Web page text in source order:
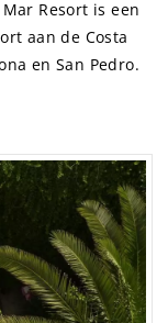
Resort is een
aan de Costa
en San Pedro.